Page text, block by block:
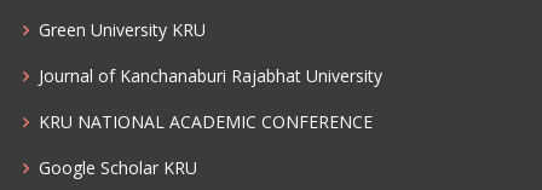
Green University KRU
Journal of Kanchanaburi Rajabhat University
KRU NATIONAL ACADEMIC CONFERENCE
Google Scholar KRU